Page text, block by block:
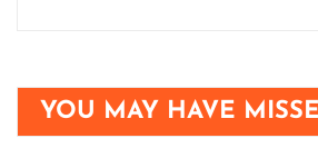
YOU MAY HAVE